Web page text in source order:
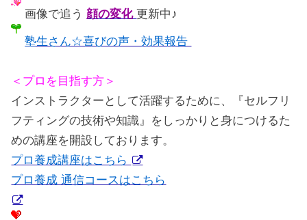
画像で追う 顔の変化更新中♪
塾生さん☆喜びの声・効果報告
＜プロを目指す方＞
インストラクターとして活躍するために、『セルフリ
フティングの技術や知識』をしっかりと身につけるた
めの講座を開設しております。
プロ養成講座はこちら
プロ養成 通信コースはこちら